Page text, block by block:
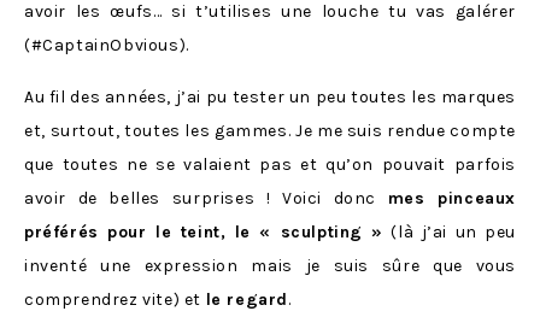
avoir les œufs… si t’utilises une louche tu vas galérer
(#CaptainObvious).
Au fil des années, j’ai pu tester un peu toutes les marques
et, surtout, toutes les gammes. Je me suis rendue compte
que toutes ne se valaient pas et qu’on pouvait parfois
avoir de belles surprises ! Voici donc mes pinceaux
préférés pour le teint, le « sculpting » (là j’ai un peu
inventé une expression mais je suis sûre que vous
comprendrez vite) et le regard.